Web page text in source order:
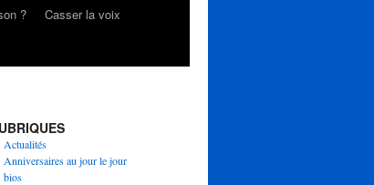
?
Casser la voix
Actualités
Anniversaires au jour le jour
bios